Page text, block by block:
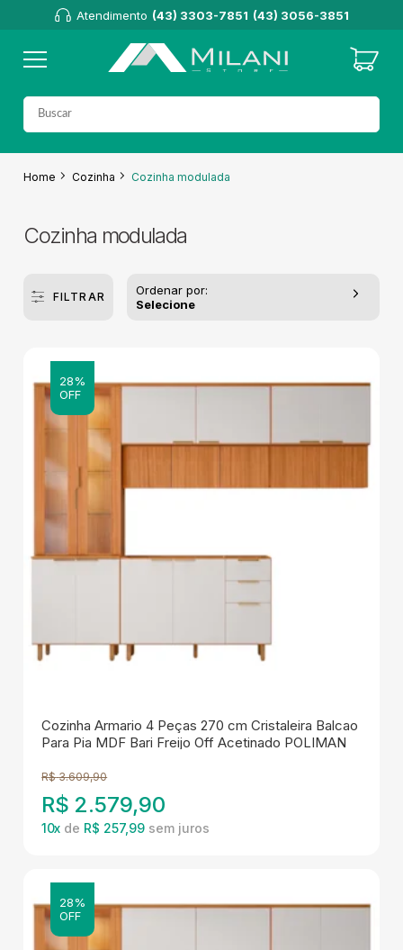
Atendimento (43) 3303-7851 (43) 3056-3851
Home Cozinha Cozinha modulada
Cozinha modulada
FILTRAR
Ordenar por:
Selecione
28%
OFF
Cozinha Armario 4 Peças 270 cm Cristaleira Balcao
Para Pia MDF Bari Freijo Off Acetinado POLIMAN
R$ 3.609,90
R$ 2.579,90
10x de R$ 257,99
28%
OFF